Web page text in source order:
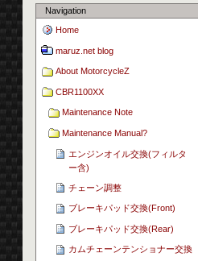
Navigation
Home
maruz.net blog
About MotorcycleZ
CBR1100XX
Maintenance Note
Maintenance Manual?
エンジンオイル交換(フィルタ
ー含)
チェーン調整
ブレーキパッド交換(Front)
ブレーキパッド交換(Rear)
カムチェーンテンショナー交換